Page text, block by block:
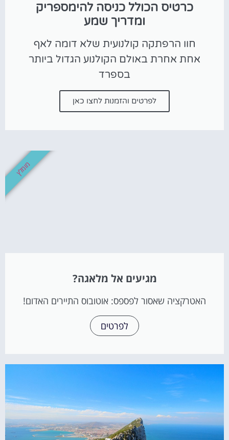
כרטיס הכולל כניסה להימספריק
ומדריך שמע
חוו הרפתקה קולנועית שלא דומה לאף
אחת אחרת באולם הקולנוע הגדול ביותר
בספרד
לפרטים והזמנות לחצו כאן
מגיעים אל מלאגה?
האטרקציה שאסור לפספס: אוטובוס התיירים האדום!
לפרטים
מומלץ